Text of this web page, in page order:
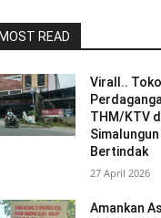
READ
Virall..
THM/KTV
Bertindak
27 April 2026
Amankan